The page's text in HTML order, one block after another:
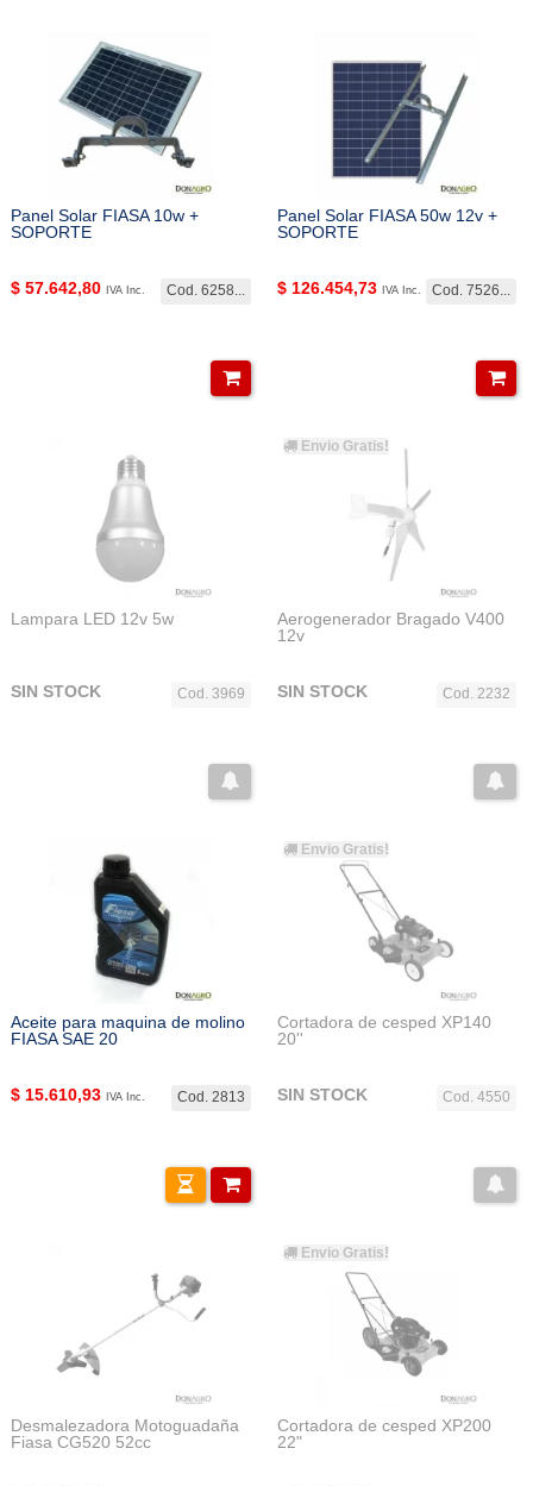
Panel Solar FIASA 10w +
SOPORTE
Cod. 6258...
$ 57.642,80 IVA Inc.
Panel Solar FIASA 50w 12v +
SOPORTE
Cod. 7526...
$ 126.454,73 IVA Inc.
Lampara LED 12v 5w
Cod. 3969
SIN STOCK
Envio Gratis!
Aerogenerador Bragado V400
12v
Cod. 2232
SIN STOCK
Aceite para maquina de molino
FIASA SAE 20
Cod. 2813
$ 15.610,93 IVA Inc.
Envio Gratis!
Cortadora de cesped XP140
20''
Cod. 4550
SIN STOCK
Desmalezadora Motoguadaña
Fiasa CG520 52cc
Envio Gratis!
Cortadora de cesped XP200
22"